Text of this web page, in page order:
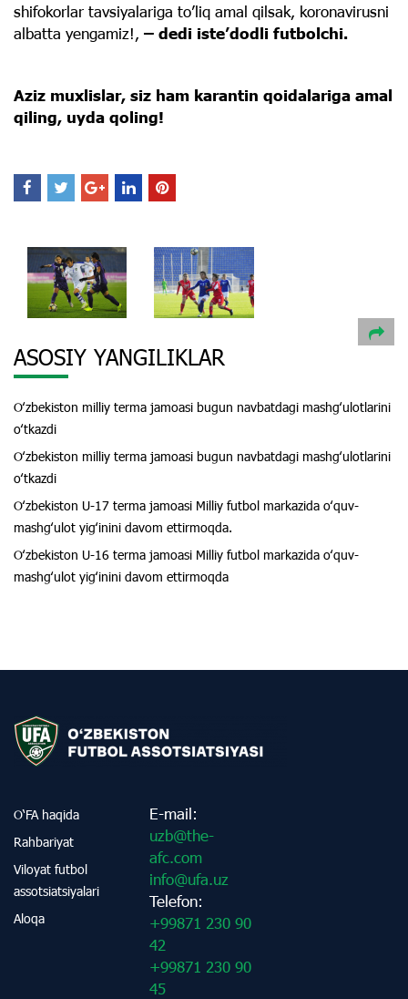
shifokorlar tavsiyalariga to’liq amal qilsak, koronavirusni
albatta yengamiz!, – dedi iste’dodli futbolchi.
Aziz muxlislar, siz ham karantin qoidalariga amal
qiling, uyda qoling!
ASOSIY YANGILIKLAR
Oʻzbekiston milliy terma jamoasi bugun navbatdagi mashgʻulotlarini
oʻtkazdi
Oʻzbekiston milliy terma jamoasi bugun navbatdagi mashgʻulotlarini
oʻtkazdi
Oʻzbekiston U-17 terma jamoasi Milliy futbol markazida oʻquv-
mashgʻulot yigʻinini davom ettirmoqda.
Oʻzbekiston U-16 terma jamoasi Milliy futbol markazida oʻquv-
mashgʻulot yigʻinini davom ettirmoqda
O‘FA haqida
Rahbariyat
Viloyat futbol
assotsiatsiyalari
Aloqa
E-mail:
uzb@the-
afc.com
info@ufa.uz
Telefon:
+99871 230 90
42
+99871 230 90
45